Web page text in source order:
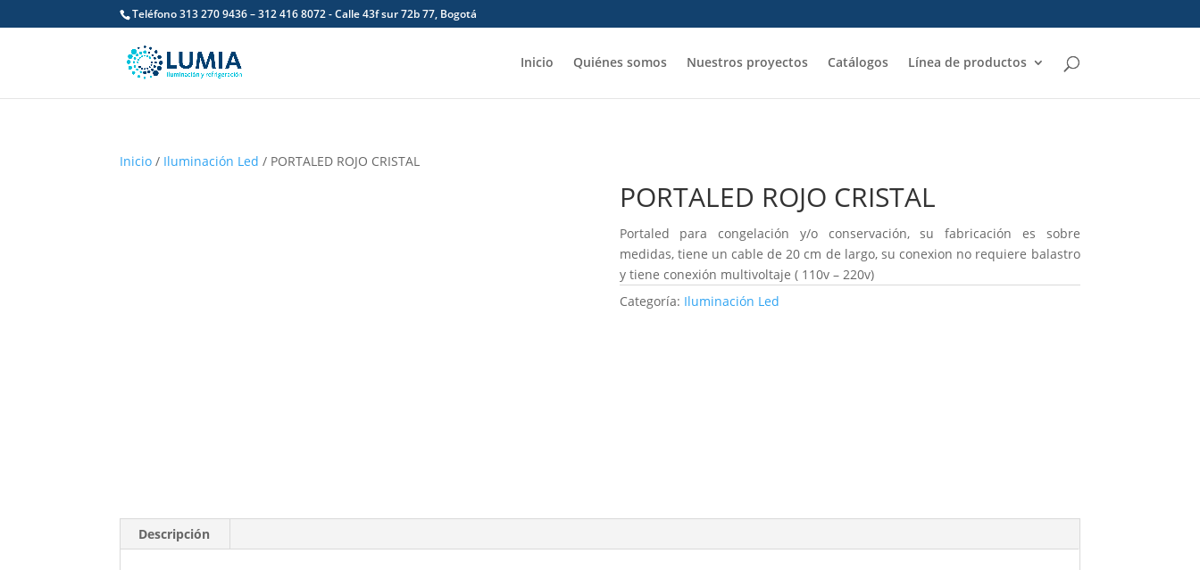
Teléfono 313 270 9436 – 312 416 8072 - Calle 43f sur 72b 77, Bogotá
Inicio Quiénes somos Nuestros proyectos Catálogos Línea de productos
Inicio / Iluminación Led / PORTALED ROJO CRISTAL
PORTALED ROJO CRISTAL
Portaled para congelación y/o conservación, su fabricación es sobre
medidas, tiene un cable de 20 cm de largo, su conexion no requiere balastro
y tiene conexión multivoltaje ( 110v – 220v)
Categoría: Iluminación Led
Descripción